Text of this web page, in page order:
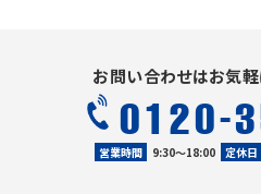
お問い合わせはお気軽
0120-
営業時間 9:30〜18:00 定休日